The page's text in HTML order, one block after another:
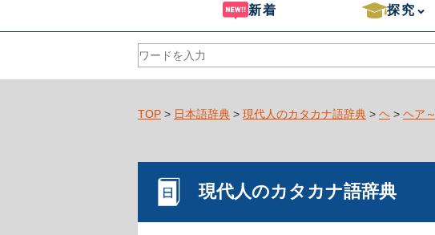
新着 探究
TOP > 日本語辞典 > 現代人のカタカナ語辞典 > ヘ > ヘア～
現代人のカタカナ語辞典